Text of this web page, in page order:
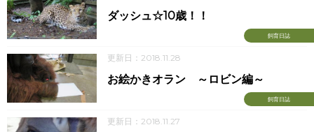
飼育日誌
ダッシュ☆10歳！！
更新日：2018.11.28
飼育日誌
お絵かきオラン ～ロビン編～
更新日：2018.11.27